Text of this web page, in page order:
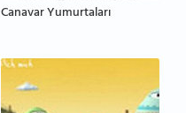
Canavar Yumurtaları